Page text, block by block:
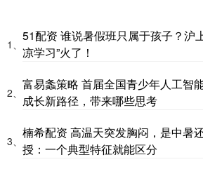
1、
51配资 谁说暑假班只属于孩子？沪
凉学习”火了！
2、
富易螽策略 首届全国青少年人工智
成长新路径，带来哪些思考
3、
楠希配资 高温天突发胸闷，是中暑
授：一个典型特征就能区分